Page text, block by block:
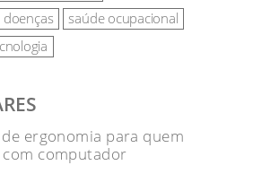
saúde ocupacional
ergonomia para quem
computador